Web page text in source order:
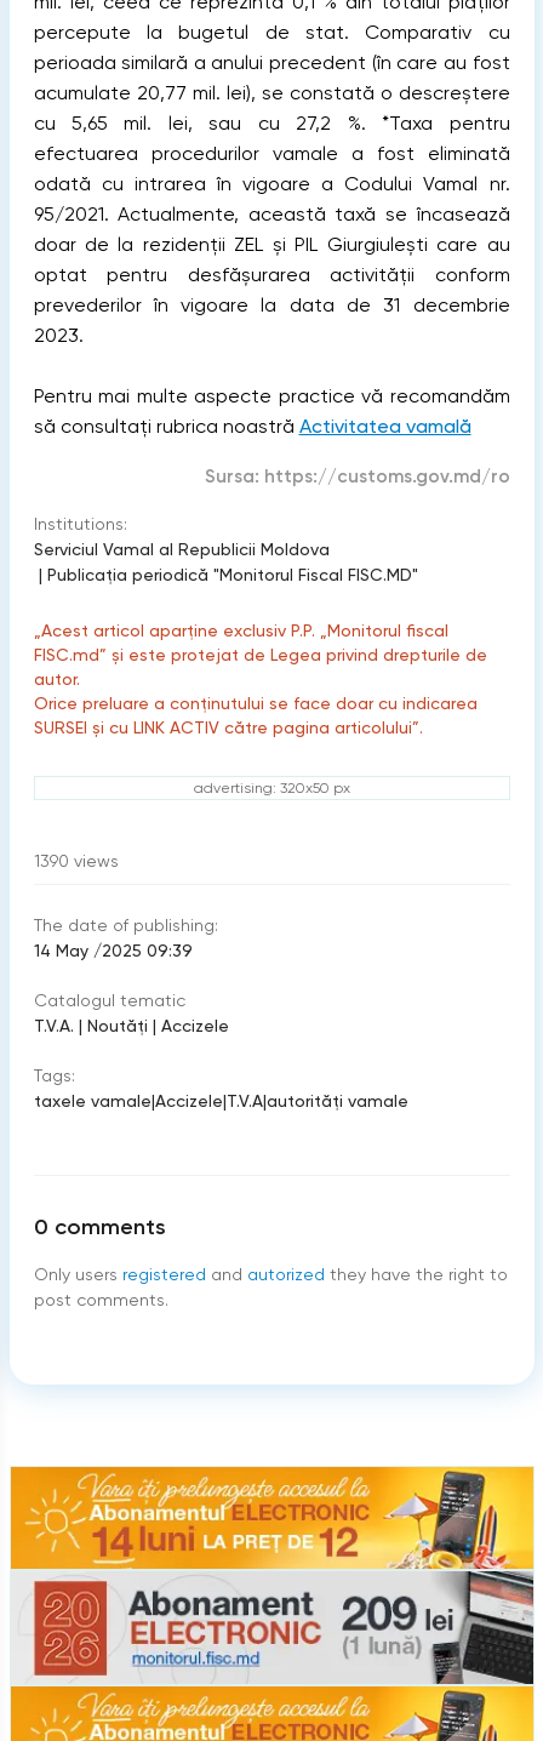
percepute la bugetul de stat. Comparativ cu
perioada similară a anului precedent (în care au fost
acumulate 20,77 mil. lei), se constată o descreștere
cu 5,65 mil. lei, sau cu 27,2 %. *Taxa pentru
efectuarea procedurilor vamale a fost eliminată
odată cu intrarea în vigoare a Codului Vamal nr.
95/2021. Actualmente, această taxă se încasează
doar de la rezidenții ZEL și PIL Giurgiulești care au
optat pentru desfășurarea activității conform
prevederilor în vigoare la data de 31 decembrie
2023.
Pentru mai multe aspecte practice vă recomandăm
să consultați rubrica noastră Activitatea vamală
Sursa: https://customs.gov.md/ro
Institutions:
Serviciul Vamal al Republicii Moldova
| Publicaţia periodică "Monitorul Fiscal FISC.MD"
„Acest articol aparține exclusiv P.P. „Monitorul fiscal
FISC.md” și este protejat de Legea privind drepturile de
autor.
Orice preluare a conținutului se face doar cu indicarea
SURSEI și cu LINK ACTIV către pagina articolului”.
advertising: 320x50 px
1390 views
The date of publishing:
14 May /2025 09:39
Catalogul tematic
T.V.A. | Noutăți | Accizele
Tags:
taxele vamale|Accizele|T.V.A|autorități vamale
0 comments
Only users registered and autorized they have the right to
post comments.